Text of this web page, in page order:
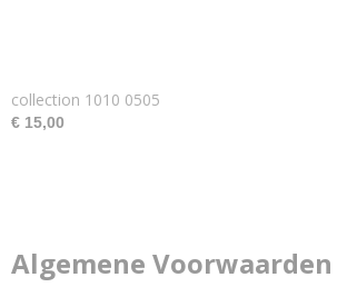
collection 1010 0505
€ 15,00
Algemene Voorwaarden